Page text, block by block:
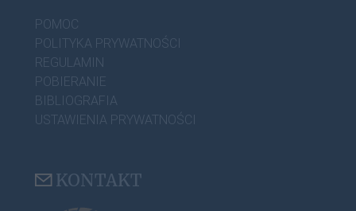
POMOC
POLITYKA PRYWATNOŚCI
REGULAMIN
POBIERANIE
BIBLIOGRAFIA
USTAWIENIA PRYWATNOŚCI
KONTAKT